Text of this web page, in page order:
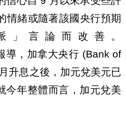
情緒或隨著該國央行預期
」言論而改善。
導，加拿大央行 (Bank of
升息之後，加元兌美元已
今年整體而言，加元兌美